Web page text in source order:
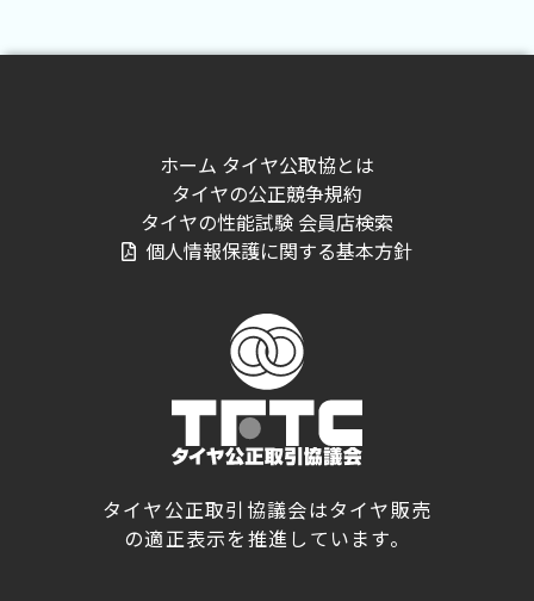
ホーム タイヤ公取協とは
タイヤの公正競争規約
タイヤの性能試験 会員店検索
個人情報保護に関する基本方針
タイヤ公正取引協議会はタイヤ販売
の適正表示を推進しています。